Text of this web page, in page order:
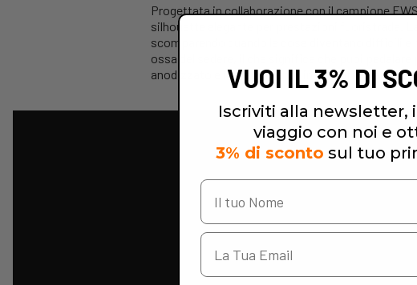
Progettata in collaborazione con il campione
silhouette elegante per prestazioni fuoristrada.
scomparendo quando le cose diventano difficili
ossa del sedere, il che significa che puoi
anodizzato e il rivestimento in microfibra
VUOI IL 3% DI
Iscriviti alla newsletter,
viaggio con noi e
3% di sconto sul tuo